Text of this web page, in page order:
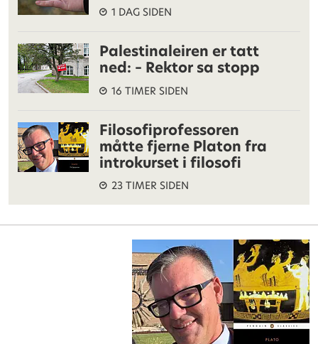
1 DAG SIDEN
Palestinaleiren er tatt
ned: – Rektor sa stopp
16 TIMER SIDEN
Filosofiprofessoren
måtte fjerne Platon fra
introkurset i filosofi
23 TIMER SIDEN